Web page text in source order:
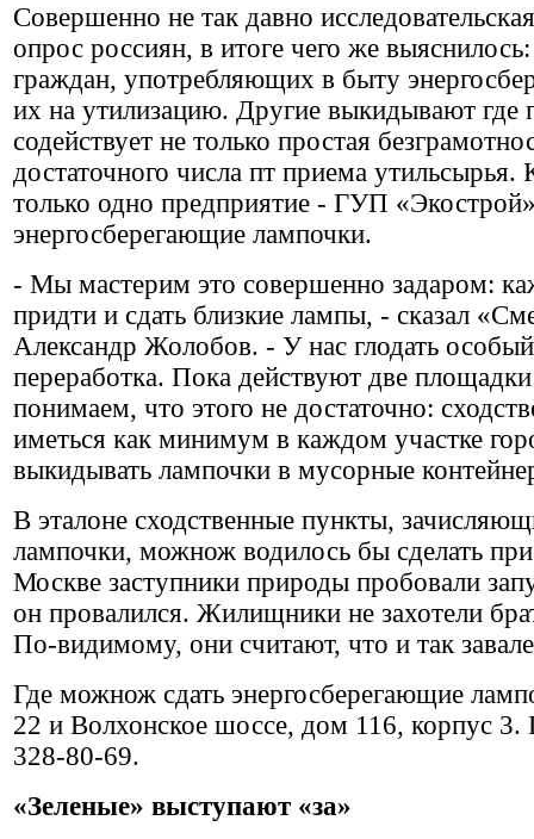
Совершенно не так давно
опрос россиян, в итоге чего же
граждан, употребляющих в быту
их на утилизацию. Другие выкидывают
содействует не только простая
достаточного числа пт приема
только одно предприятие - ГУП
энергосберегающие лампочки.
- Мы мастерим это совершенно задаром:
придти и сдать близкие лампы, - сказал
Александр Жолобов. - У нас глодать особый
переработка. Пока действуют две
понимаем, что этого не достаточно:
иметься как минимум в каждом участке
выкидывать лампочки в мусорные
В эталоне сходственные пункты,
лампочки, можнож водилось бы сделать
Москве заступники природы пробовали
он провалился. Жилищники не захотели
По-видимому, они считают, что и так
Где можнож сдать энергосберегающие
22 и Волхонское шоссе, дом 116, корпус
328-80-69.
«Зеленые» выступают «за»